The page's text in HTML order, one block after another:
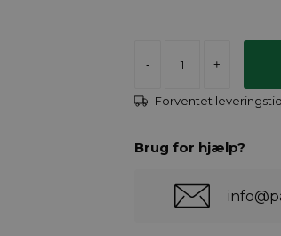
- +
Forventet
Brug for hjælp?